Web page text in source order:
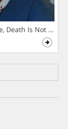
Death Is Not The